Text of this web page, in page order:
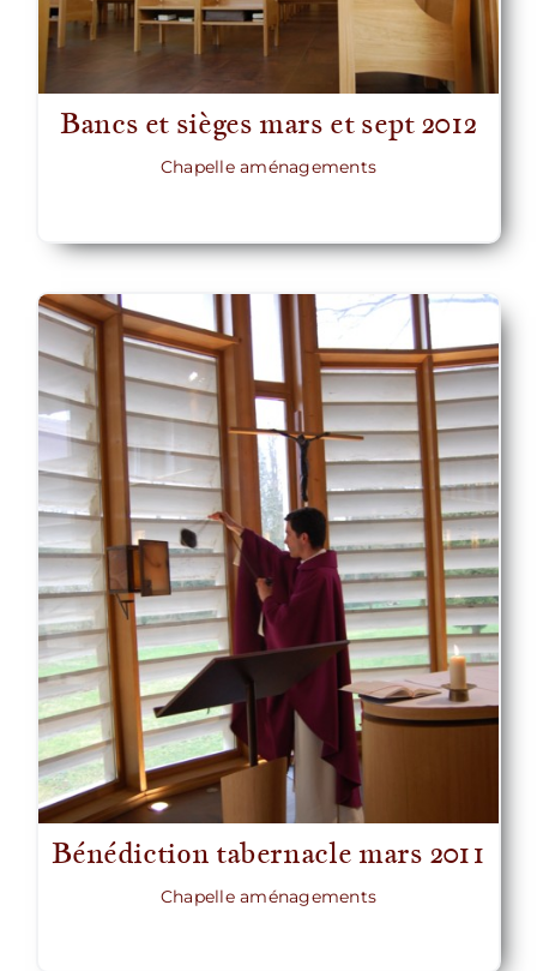
Bancs et sièges mars et sept 2012
Chapelle aménagements
Bénédiction tabernacle mars 2011
Chapelle aménagements